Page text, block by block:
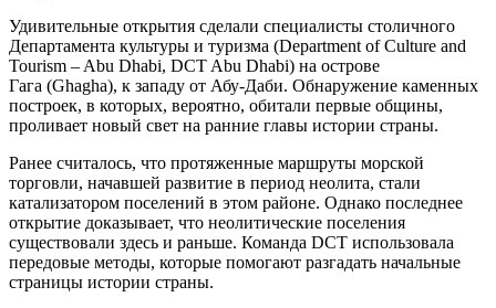
Удивительные открытия сделали специалисты столичного
Департамента культуры и туризма (Department of Culture and
Tourism – Abu Dhabi, DCT Abu Dhabi) на острове
Гага (Ghagha), к западу от Абу-Даби. Обнаружение каменных
построек, в которых, вероятно, обитали первые общины,
проливает новый свет на ранние главы истории страны.
Ранее считалось, что протяженные маршруты морской
торговли, начавшей развитие в период неолита, стали
катализатором поселений в этом районе. Однако последнее
открытие доказывает, что неолитические поселения
существовали здесь и раньше. Команда DCT использовала
передовые методы, которые помогают разгадать начальные
страницы истории страны.